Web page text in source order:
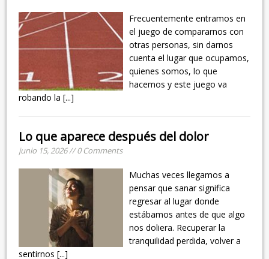
Frecuentemente entramos en
el juego de compararnos con
otras personas, sin darnos
cuenta el lugar que ocupamos,
quienes somos, lo que
hacemos y este juego va
robando la[...]
Lo que aparece después del dolor
junio 15, 2026 // 0 Comments
Muchas veces llegamos a
pensar que sanar significa
regresar al lugar donde
estábamos antes de que algo
nos doliera. Recuperar la
tranquilidad perdida, volver a
sentirnos[...]